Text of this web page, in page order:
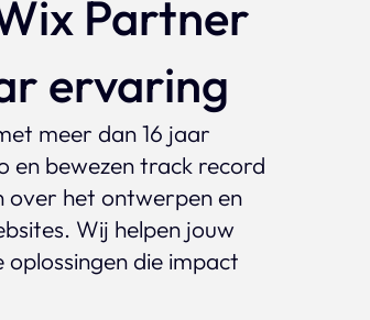
Partner
ervaring
meer dan 16 jaar
en bewezen track record
over het ontwerpen en
Wij helpen jouw
die impact